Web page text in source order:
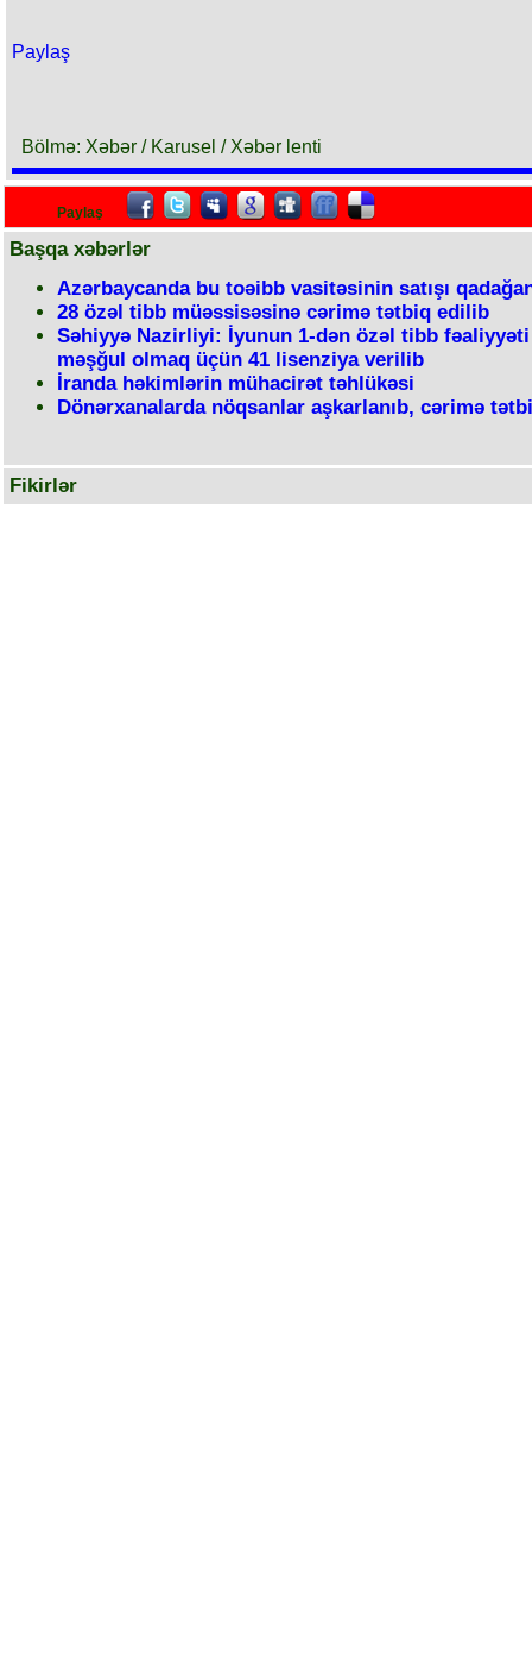
Paylaş
Bölmə: Xəbər / Karusel / Xəbər lenti
Paylaş
Başqa xəbərlər
Azərbaycanda bu toəibb vasitəsinin satışı
28 özəl tibb müəssisəsinə cərimə tətbiq edilib
Səhiyyə Nazirliyi: İyunun 1-dən özəl tibb
məşğul olmaq üçün 41 lisenziya verilib
İranda həkimlərin mühacirət təhlükəsi
Dönərxanalarda nöqsanlar aşkarlanıb, cərimə
Fikirlər